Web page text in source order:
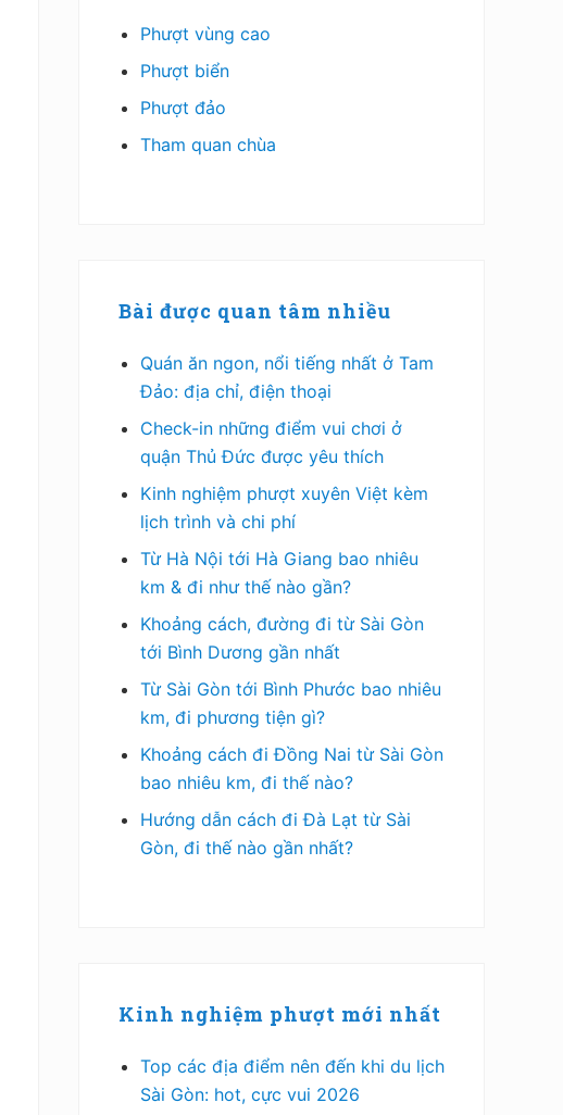
Phượt vùng cao
Phượt biển
Phượt đảo
Tham quan chùa
Bài được quan tâm nhiều
Quán ăn ngon, nổi tiếng nhất ở Tam
Đảo: địa chỉ, điện thoại
Check-in những điểm vui chơi ở
quận Thủ Đức được yêu thích
Kinh nghiệm phượt xuyên Việt kèm
lịch trình và chi phí
Từ Hà Nội tới Hà Giang bao nhiêu
km & đi như thế nào gần?
Khoảng cách, đường đi từ Sài Gòn
tới Bình Dương gần nhất
Từ Sài Gòn tới Bình Phước bao nhiêu
km, đi phương tiện gì?
Khoảng cách đi Đồng Nai từ Sài Gòn
bao nhiêu km, đi thế nào?
Hướng dẫn cách đi Đà Lạt từ Sài
Gòn, đi thế nào gần nhất?
Kinh nghiệm phượt mới nhất
Top các địa điểm nên đến khi du lịch
Sài Gòn: hot, cực vui 2026